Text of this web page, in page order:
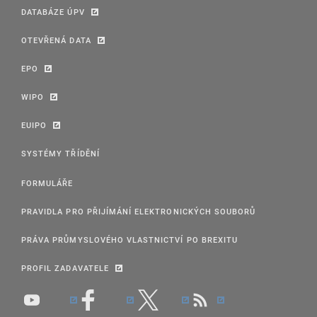
DATABÁZE ÚPV
OTEVŘENÁ DATA
EPO
WIPO
EUIPO
SYSTÉMY TŘÍDĚNÍ
FORMULÁŘE
PRAVIDLA PRO PŘIJÍMÁNÍ ELEKTRONICKÝCH SOUBORŮ
PRÁVA PRŮMYSLOVÉHO VLASTNICTVÍ PO BREXITU
PROFIL ZADAVATELE